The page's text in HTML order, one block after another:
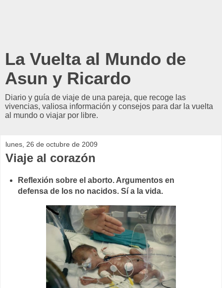
La Vuelta al Mundo de
Asun y Ricardo
Diario y guía de viaje de una pareja, que recoge las
vivencias, valiosa información y consejos para dar la vuelta
al mundo o viajar por libre.
lunes, 26 de octubre de 2009
Viaje al corazón
Reflexión sobre el aborto. Argumentos en
defensa de los no nacidos. Sí a la vida.